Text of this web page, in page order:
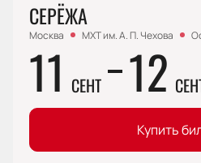
СЕРЁЖА
Москва МХТ им. А. П. Чехова
11 СЕНТ 12
Купить